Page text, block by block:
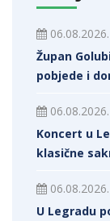
06.08.2026.
Župan
pobjede i
06.08.2026.
Koncert u
klasične
06.08.2026.
U Legradu